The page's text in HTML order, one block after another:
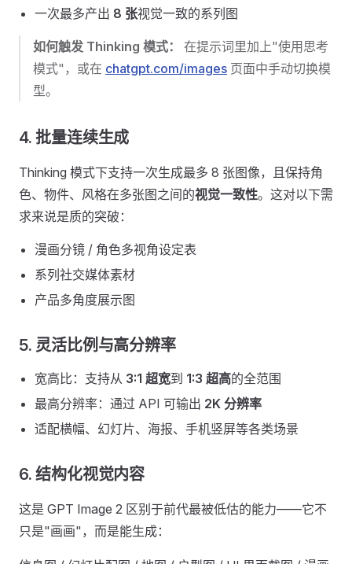
一次最多产出 8 张视觉一致的系列图
如何触发 Thinking 模式：
在提示词里加上"使用思考
模式"，或在 chatgpt.com/images 页面中手动切换模
型。
4. 批量连续生成
Thinking 模式下支持一次生成最多 8 张图像，且保持角
色、物件、风格在多张图之间的视觉一致性。这对以下需
求来说是质的突破：
漫画分镜 / 角色多视角设定表
系列社交媒体素材
产品多角度展示图
5. 灵活比例与高分辨率
宽高比：支持从 3:1 超宽到 1:3 超高的全范围
最高分辨率：通过 API 可输出 2K 分辨率
适配横幅、幻灯片、海报、手机竖屏等各类场景
6. 结构化视觉内容
这是 GPT Image 2 区别于前代最被低估的能力——它不
只是"画画"，而是能生成：